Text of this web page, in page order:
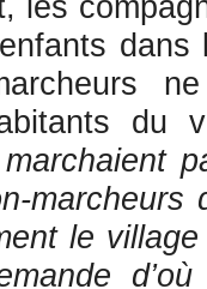
le